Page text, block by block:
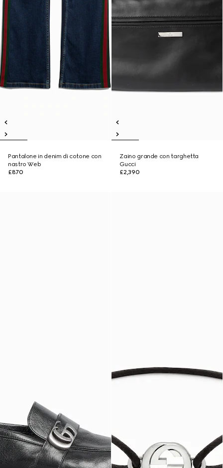
Pantalone in denim di cotone con
nastro Web
£870
Zaino grande con targhetta
Gucci
£2,390